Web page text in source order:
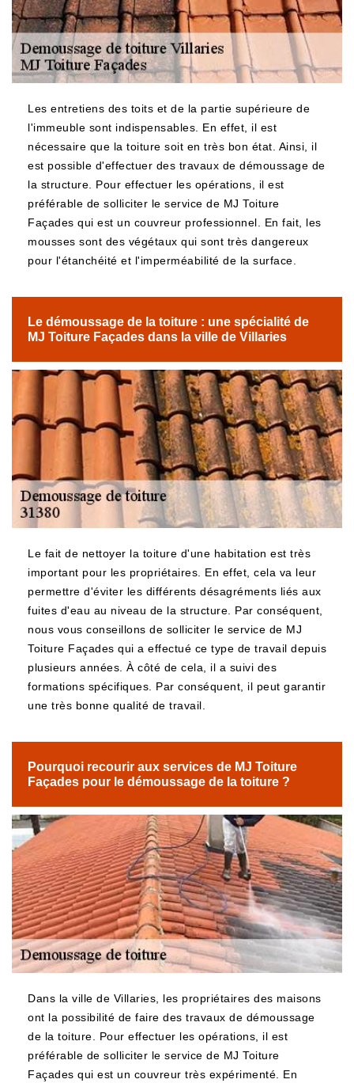
Les entretiens des toits et de la partie supérieure de
l'immeuble sont indispensables. En effet, il est
nécessaire que la toiture soit en très bon état. Ainsi, il
est possible d'effectuer des travaux de démoussage de
la structure. Pour effectuer les opérations, il est
préférable de solliciter le service de MJ Toiture
Façades qui est un couvreur professionnel. En fait, les
mousses sont des végétaux qui sont très dangereux
pour l'étanchéité et l'imperméabilité de la surface.
Le démoussage de la toiture : une spécialité de
MJ Toiture Façades dans la ville de Villaries
Le fait de nettoyer la toiture d'une habitation est très
important pour les propriétaires. En effet, cela va leur
permettre d'éviter les différents désagréments liés aux
fuites d'eau au niveau de la structure. Par conséquent,
nous vous conseillons de solliciter le service de MJ
Toiture Façades qui a effectué ce type de travail depuis
plusieurs années. À côté de cela, il a suivi des
formations spécifiques. Par conséquent, il peut garantir
une très bonne qualité de travail.
Pourquoi recourir aux services de MJ Toiture
Façades pour le démoussage de la toiture ?
Dans la ville de Villaries, les propriétaires des maisons
ont la possibilité de faire des travaux de démoussage
de la toiture. Pour effectuer les opérations, il est
préférable de solliciter le service de MJ Toiture
Façades qui est un couvreur très expérimenté. En